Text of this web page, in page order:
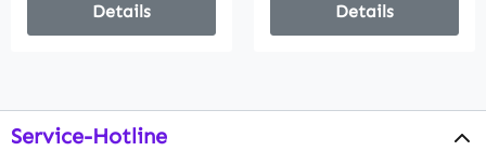
Details Details
Service-Hotline